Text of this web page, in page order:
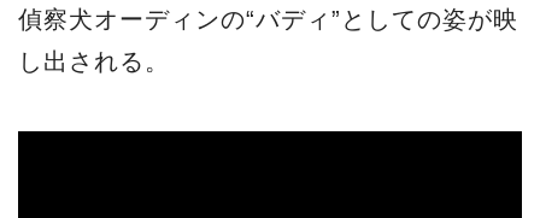
偵察犬オーディンの“バディ”としての姿が映
し出される。